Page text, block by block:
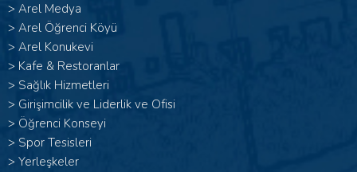
> Arel Medya
> Arel Öğrenci Köyü
> Arel Konukevi
> Kafe & Restoranlar
> Sağlık Hizmetleri
> Girişimcilik ve Liderlik ve Ofisi
> Öğrenci Konseyi
> Spor Tesisleri
> Yerleşkeler